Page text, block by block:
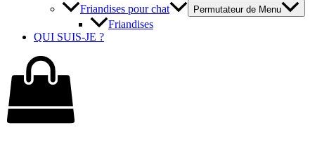
Friandises pour chat
Permutateur de Menu
Friandises
QUI SUIS-JE ?